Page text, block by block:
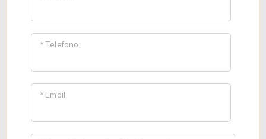
* Telefono
* Email